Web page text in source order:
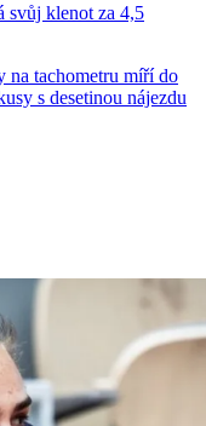
svůj klenot za 4,5
na tachometru míří do
s desetinou nájezdu